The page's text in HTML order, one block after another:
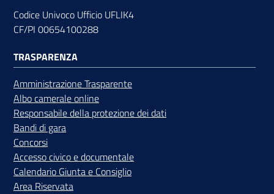
Codice Univoco Ufficio UFLIK4
CF/PI 00654100288
TRASPARENZA
Amministrazione Trasparente
Albo camerale online
Responsabile della protezione dei dati
Bandi di gara
Concorsi
Accesso civico e documentale
Calendario Giunta e Consiglio
Area Riservata